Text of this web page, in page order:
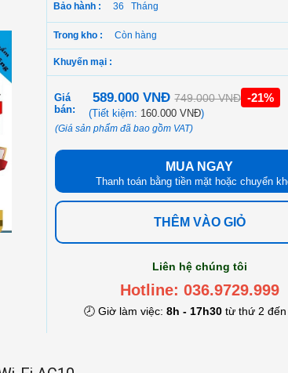
Bảo hành : 36 Tháng
Trong kho : Còn hàng
Khuyến mại :
Giá
bán:
589.000 VNĐ 749.000 VNĐ -21%
(Tiết kiệm: 160.000 VNĐ)
(Giá sản phẩm đã bao gồm VAT)
MUA NGAY
Thanh toán bằng tiền mặt hoặc chuyển
THÊM VÀO GIỎ
Liên hệ chúng tôi
Hotline: 036.9729.999
🕗 Giờ làm việc: 8h - 17h30từ thứ 2 đến